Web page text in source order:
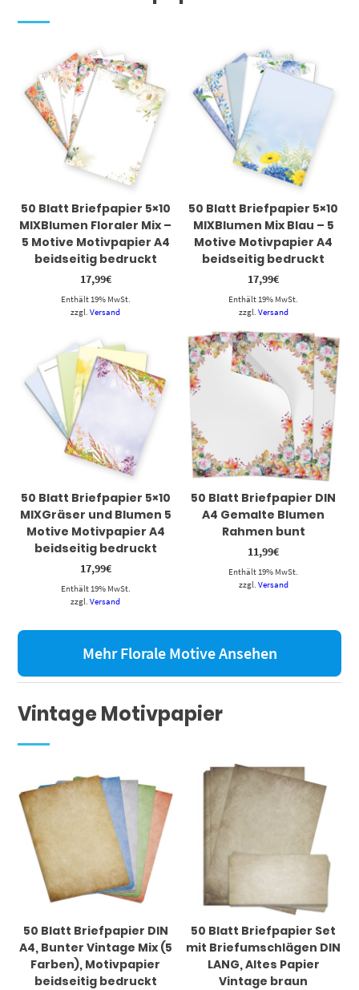
50 Blatt Briefpapier 5×10
MIXBlumen Floraler Mix –
5 Motive Motivpapier A4
beidseitig bedruckt
17,99€
Enthält 19% MwSt.
zzgl.Versand
50 Blatt Briefpapier 5×10
MIXBlumen Mix Blau – 5
Motive Motivpapier A4
beidseitig bedruckt
17,99€
Enthält 19% MwSt.
zzgl. Versand
50 Blatt Briefpapier 5×10
MIXGräser und Blumen 5
Motive Motivpapier A4
beidseitig bedruckt
17,99€
Enthält 19% MwSt.
zzgl.Versand
50 Blatt Briefpapier DIN
A4 Gemalte Blumen
Rahmen bunt
11,99€
Enthält 19% MwSt.
zzgl. Versand
Mehr Florale Motive Ansehen
Vintage Motivpapier
50 Blatt Briefpapier DIN
A4, Bunter Vintage Mix (5
Farben), Motivpapier
beidseitig bedruckt
50 Blatt Briefpapier Set
mit Briefumschlägen DIN
LANG, Altes Papier
Vintage braun